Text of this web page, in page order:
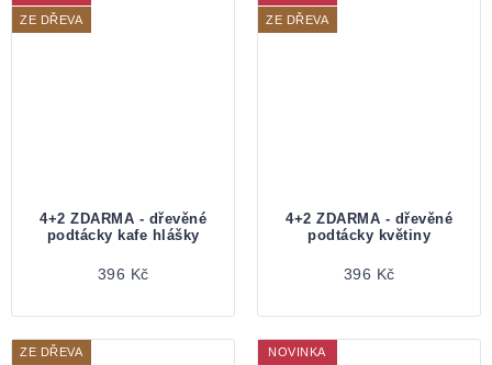
ZE DŘEVA
4+2 ZDARMA - dřevěné
podtácky kafe hlášky
396 Kč
ZE DŘEVA
4+2 ZDARMA - dřevěné
podtácky květiny
396 Kč
ZE DŘEVA NOVINKA